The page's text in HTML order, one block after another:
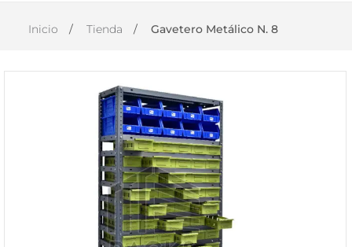
TANER EN
QUERÉTARO
(446)
1168-
530
(446)
1168-
530
Inicio Tienda Gavetero Metálico N. 8